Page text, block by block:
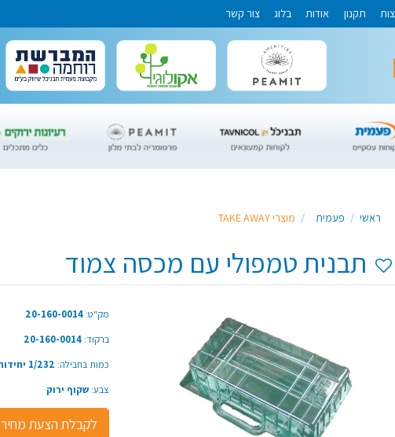
תקנון אודות בלוג צור קשר
ראשי פעמית מוצרי TAKE AWAY
תבנית טמפולי עם מכסה צמוד
מק"ט:
ברקוד:
כמות בחבילה:
צבע: שקוף ירוק
לקבלת הצעת מחיר